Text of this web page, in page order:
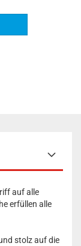
auf alle
erfüllen alle
stolz auf die